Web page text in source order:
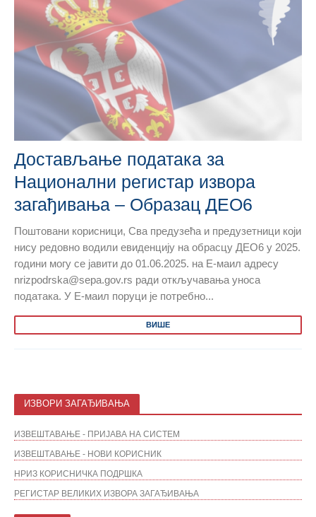
Достављање података за
Национални регистар извора
загађивања – Образац ДЕО6
Поштовани корисници, Сва предузећа и предузетници који
нису редовно водили евиденцију на обрасцу ДЕО6 у 2025.
години могу се јавити до 01.06.2025. на Е-маил адресу
nrizpodrska@sepa.gov.rs ради откључавања уноса
података. У Е-маил поруци је потребно...
ВИШЕ
ИЗВОРИ ЗАГАЂИВАЊА
ИЗВЕШТАВАЊЕ - ПРИЈАВА НА СИСТЕМ
ИЗВЕШТАВАЊЕ - НОВИ КОРИСНИК
НРИЗ КОРИСНИЧКА ПОДРШКА
РЕГИСТАР ВЕЛИКИХ ИЗВОРА ЗАГАЂИВАЊА